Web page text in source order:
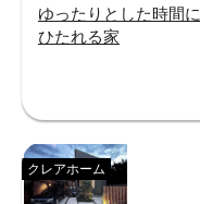
ゆったりとした時間に
ひたれる家
クレアホーム